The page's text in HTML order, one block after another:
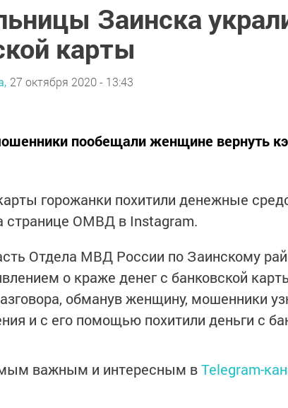
Заинска
карты
27 октября 2020 - 13:43
пообещали женщине вернуть
горожанки похитили денежные
странице ОМВД в Instagram.
Отдела МВД России по Заинскому
о краже денег с банковской
обманув женщину, мошенники
и с его помощью похитили деньги с
важным и интересным вTelegram-